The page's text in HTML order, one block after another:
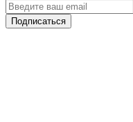
Подписаться